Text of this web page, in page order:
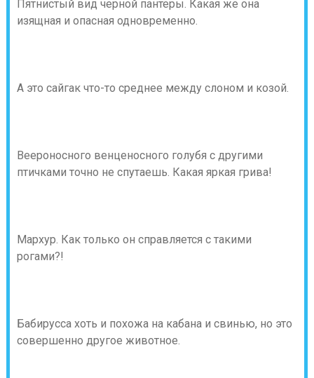
Пятнистый вид черной пантеры. Какая же она
изящная и опасная одновременно.
А это сайгак что-то среднее между слоном и козой.
Веероносного венценосного голубя с другими
птичками точно не спутаешь. Какая яркая грива!
Мархур. Как только он справляется с такими
рогами?!
Бабирусса хоть и похожа на кабана и свинью, но это
совершенно другое животное.